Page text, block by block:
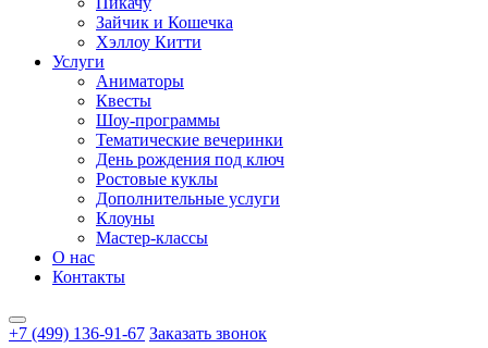
Зайчик и Кошечка
Хэллоу Китти
Услуги
Аниматоры
Квесты
Шоу-программы
Тематические вечеринки
День рождения под ключ
Ростовые куклы
Дополнительные услуги
Клоуны
Мастер-классы
О нас
Контакты
+7 (499) 136-91-67 Заказать звонок